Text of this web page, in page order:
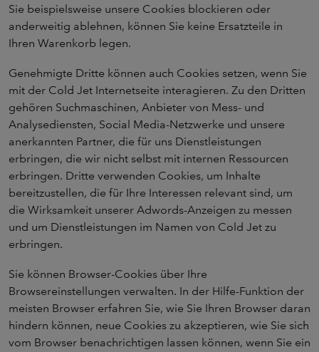
Sie beispielsweise unsere Cookies blockieren oder
anderweitig ablehnen, können Sie keine Ersatzteile in
Ihren Warenkorb legen.
Genehmigte Dritte können auch Cookies setzen, wenn Sie
mit der Cold Jet Internetseite interagieren. Zu den Dritten
gehören Suchmaschinen, Anbieter von Mess- und
Analysediensten, Social Media-Netzwerke und unsere
anerkannten Partner, die für uns Dienstleistungen
erbringen, die wir nicht selbst mit internen Ressourcen
erbringen. Dritte verwenden Cookies, um Inhalte
bereitzustellen, die für Ihre Interessen relevant sind, um
die Wirksamkeit unserer Adwords-Anzeigen zu messen
und um Dienstleistungen im Namen von Cold Jet zu
erbringen.
Sie können Browser-Cookies über Ihre
Browsereinstellungen verwalten. In der Hilfe-Funktion der
meisten Browser erfahren Sie, wie Sie Ihren Browser daran
hindern können, neue Cookies zu akzeptieren, wie Sie sich
vom Browser benachrichtigen lassen können, wenn Sie ein